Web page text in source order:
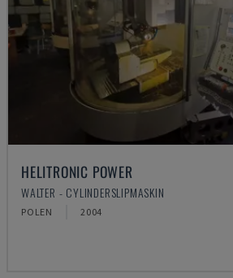
HELITRONIC POWER
WALTER - CYLINDERSLIPMASKIN
POLEN 2004